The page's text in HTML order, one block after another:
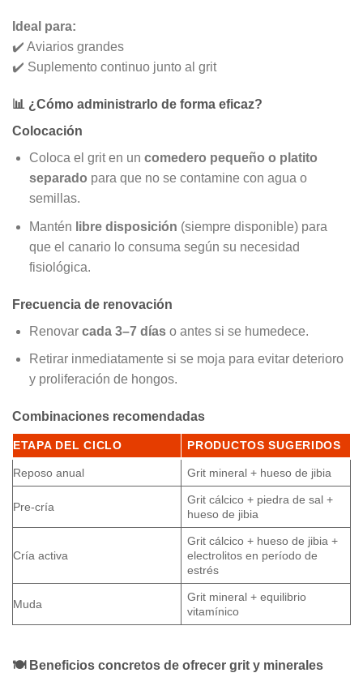
Ideal para:
✔️ Aviarios grandes
✔️ Suplemento continuo junto al grit
📊 ¿Cómo administrarlo de forma eficaz?
Colocación
Coloca el grit en un comedero pequeño o platito
separado para que no se contamine con agua o
semillas.
Mantén libre disposición (siempre disponible) para
que el canario lo consuma según su necesidad
fisiológica.
Frecuencia de renovación
Renovar cada 3–7 díaso antes si se humedece.
Retirar inmediatamente si se moja para evitar deterioro
y proliferación de hongos.
Combinaciones recomendadas
ETAPA DEL CICLO PRODUCTOS SUGERIDOS
Reposo anual Grit mineral + hueso de jibia
Pre-cría
Grit cálcico + piedra de sal +
hueso de jibia
Cría activa
Grit cálcico + hueso de jibia +
electrolitos en período de
estrés
Muda
Grit mineral + equilibrio
vitamínico
🍽️ Beneficios concretos de ofrecer grit y minerales